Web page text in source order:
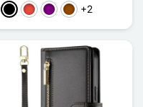
Schwarz
Rot ViolettBraun
+2